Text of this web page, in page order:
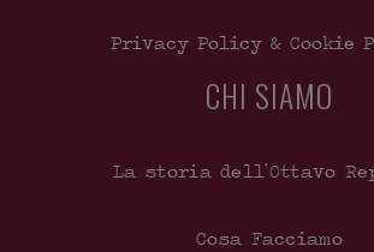
Privacy Policy & Cookie
CHI SIAMO
La storia dell’Ottavo
Cosa Facciamo